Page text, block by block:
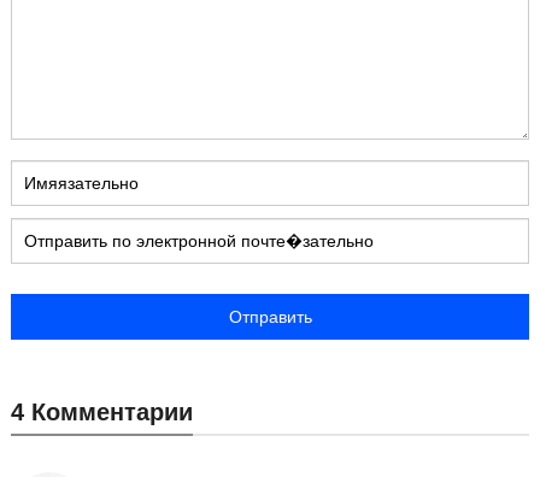
4 Комментарии